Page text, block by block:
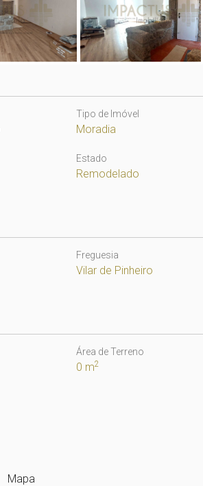
Tipo de Imóvel
Moradia
Estado
Remodelado
Freguesia
Vilar de Pinheiro
Área de Terreno
0 m2
Mapa